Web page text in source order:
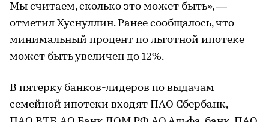
Мы считаем, сколько это может быть», —
отметил Хуснуллин. Ранее сообщалось, что
минимальный процент по льготной ипотеке
может быть увеличен до 12%.
В пятерку банков-лидеров по выдачам
семейной ипотеки входят ПАО Сбербанк,